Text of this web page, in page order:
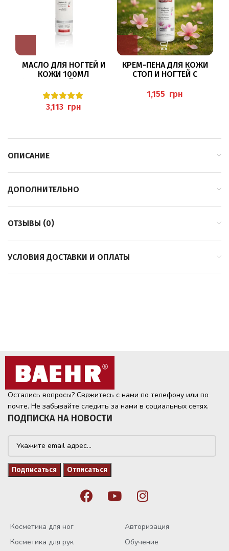
МАСЛО ДЛЯ НОГТЕЙ И
КОЖИ 100МЛ
грн
КРЕМ-ПЕНА ДЛЯ КОЖИ
СТОП И НОГТЕЙ С
И С ИОНАМИ СЕРЕБРА
125МЛ PEDIBAEHR
грн
ОПИСАНИЕ
ДОПОЛНИТЕЛЬНО
ОТЗЫВЫ (0)
УСЛОВИЯ ДОСТАВКИ И ОПЛАТЫ
Остались вопросы? Свяжитесь с нами по телефону или по
почте. Не забывайте следить за нами в социальных сетях.
ПОДПИСКА НА НОВОСТИ
Косметика для ног
Косметика для рук
Авторизация
Обучение